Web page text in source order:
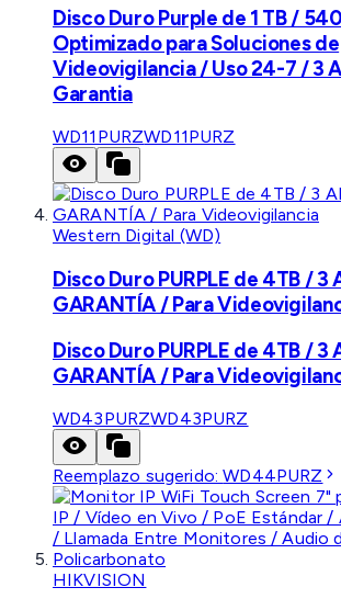
Disco Duro Purple de 1 TB /
Optimizado para Soluciones de
Videovigilancia / Uso 24-7 / 3
Garantia
WD11PURZWD11PURZ
Western Digital (WD)
Disco Duro PURPLE de 4TB / 3
GARANTÍA / Para
Disco Duro PURPLE de 4TB / 3
GARANTÍA / Para
WD43PURZWD43PURZ
Reemplazo sugerido:WD44PURZ
HIKVISION